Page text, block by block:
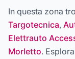
In questa zona
Targotecnica,
Elettrauto
Morletto.